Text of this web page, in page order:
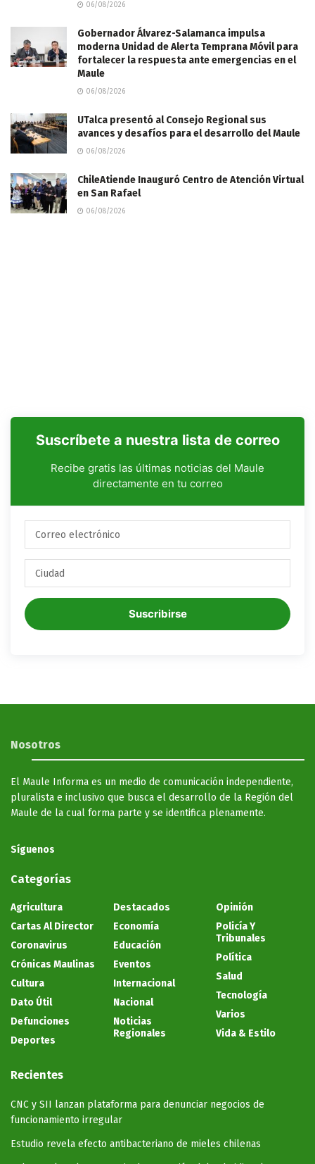
06/08/2026
Gobernador Álvarez-Salamanca impulsa
moderna Unidad de Alerta Temprana Móvil para
fortalecer la respuesta ante emergencias en el
Maule
06/08/2026
UTalca presentó al Consejo Regional sus
avances y desafíos para el desarrollo del Maule
06/08/2026
ChileAtiende Inauguró Centro de Atención Virtual
en San Rafael
06/08/2026
Suscríbete a nuestra lista de correo
Recibe gratis las últimas noticias del Maule
directamente en tu correo
Suscribirse
Nosotros
El Maule Informa es un medio de comunicación independiente,
pluralista e inclusivo que busca el desarrollo de la Región del
Maule de la cual forma parte y se identifica plenamente.
Síguenos
Categorías
Agricultura
Cartas Al Director
Coronavirus
Crónicas Maulinas
Cultura
Dato Útil
Defunciones
Deportes
Destacados
Economía
Educación
Eventos
Internacional
Nacional
Noticias
Regionales
Opinión
Policía Y
Tribunales
Política
Salud
Tecnología
Varios
Vida & Estilo
Recientes
CNC y SII lanzan plataforma para denunciar negocios de
funcionamiento irregular
Estudio revela efecto antibacteriano de mieles chilenas